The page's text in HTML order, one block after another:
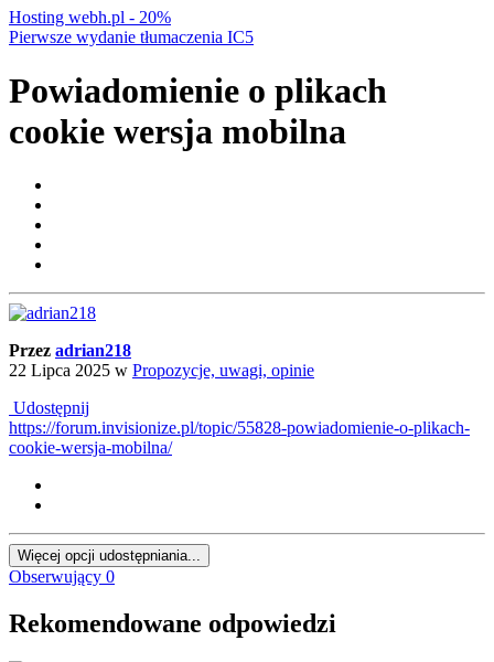
Hosting webh.pl - 20%
Pierwsze wydanie tłumaczenia IC5
Powiadomienie o plikach
cookie wersja mobilna
Przez adrian218
22 Lipca 2025 w Propozycje, uwagi, opinie
Udostępnij
https://forum.invisionize.pl/topic/55828-powiadomienie-o-plikach-
cookie-wersja-mobilna/
Więcej opcji udostępniania...
Obserwujący 0
Rekomendowane odpowiedzi